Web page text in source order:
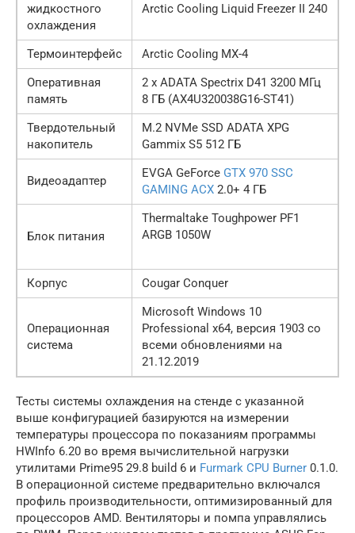
жидкостного
охлаждения
Arctic Cooling Liquid Freezer II 240
Термоинтерфейс
Arctic Cooling MX-4
Оперативная
память
2 х ADATA Spectrix D41 3200 МГц
8 ГБ (AX4U320038G16-ST41)
Твердотельный
накопитель
M.2 NVMe SSD ADATA XPG
Gammix S5 512 ГБ
Видеоадаптер
EVGA GeForce GTX 970 SSC
GAMING ACX 2.0+ 4 ГБ
Блок питания
Thermaltake Toughpower PF1
ARGB 1050W
Корпус Cougar Conquer
Операционная
система
Microsoft Windows 10
Professional x64, версия 1903 со
всеми обновлениями на
21.12.2019
Тесты системы охлаждения на стенде с указанной
выше конфигурацией базируются на измерении
температуры процессора по показаниям программы
HWInfo 6.20 во время вычислительной нагрузки
утилитами Prime95 29.8 build 6 и Furmark CPU Burner 0.1.0.
В операционной системе предварительно включался
профиль производительности, оптимизированный для
процессоров AMD. Вентиляторы и помпа управлялись